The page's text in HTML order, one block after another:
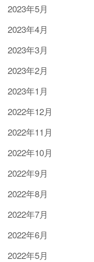
2023年5月
2023年4月
2023年3月
2023年2月
2023年1月
2022年12月
2022年11月
2022年10月
2022年9月
2022年8月
2022年7月
2022年6月
2022年5月